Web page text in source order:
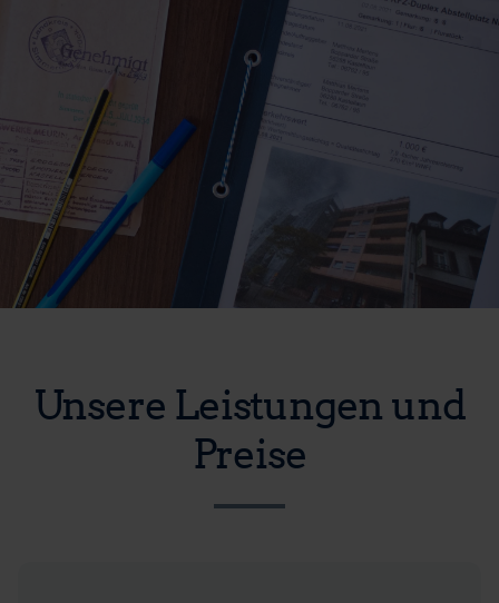
Unsere Leistungen und
Preise